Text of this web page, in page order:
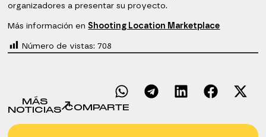
organizadores a presentar su proyecto.
Más información enShooting Location Marketplace
Número de vistas: 708
MÁS
NOTICIAS COMPARTE